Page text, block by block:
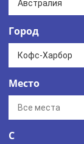
Город
Место
С